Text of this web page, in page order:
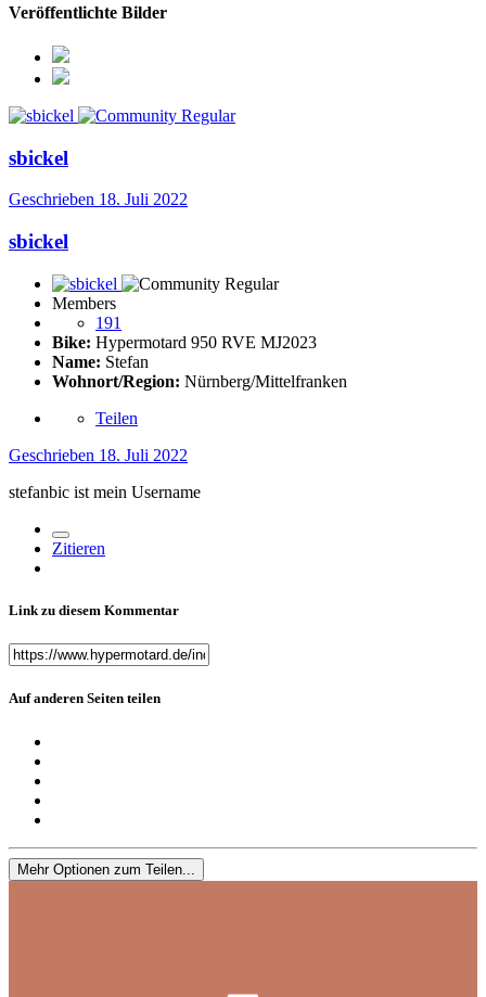
Veröffentlichte Bilder
sbickel
Geschrieben 18. Juli 2022
sbickel
Members
191
Bike: Hypermotard 950 RVE MJ2023
Name: Stefan
Wohnort/Region: Nürnberg/Mittelfranken
Teilen
Geschrieben 18. Juli 2022
stefanbic ist mein Username
Zitieren
Link zu diesem Kommentar
Auf anderen Seiten teilen
Mehr Optionen zum Teilen...